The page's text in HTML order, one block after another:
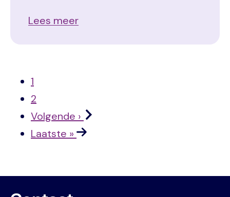
Lees meer
Huidige
1
Pagina
2
Volgende ›
Laatste »